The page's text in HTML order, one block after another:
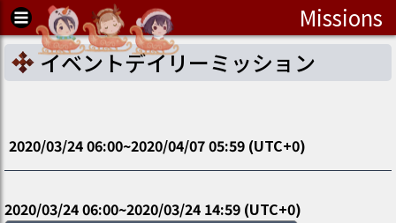
Missions
イベントデイリーミッション
2020/03/24 06:00~2020/04/07 05:59 (UTC+0)
2020/03/24 06:00~2020/03/24 14:59 (UTC+0)